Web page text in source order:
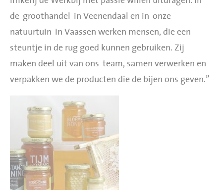
de groothandel in Veenendaal en in onze
natuurtuin in Vaassen werken mensen, die een
steuntje in de rug goed kunnen gebruiken. Zij
maken deel uit van ons team, samen verwerken en
verpakken we de producten die de bijen ons geven.”